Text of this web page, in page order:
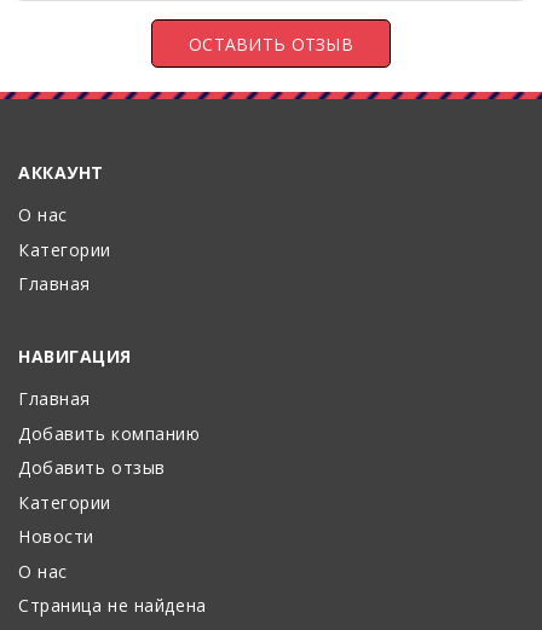
АККАУНТ
О нас
Категории
Главная
НАВИГАЦИЯ
Главная
Добавить компанию
Добавить отзыв
Категории
Новости
О нас
Страница не найдена